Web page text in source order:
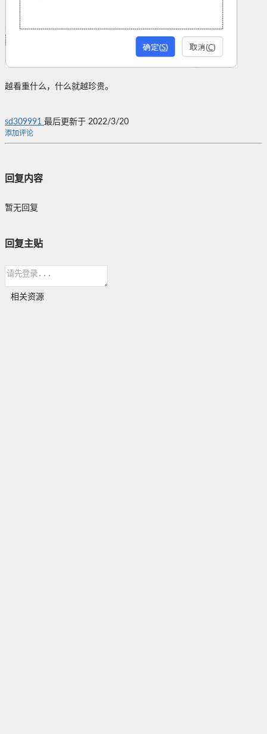
越看重什么，什么就越珍贵。
sd309991 最后更新于 2022/3/20
添加评论
回复内容
暂无回复
回复主贴
相关资源